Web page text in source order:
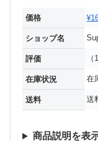
価格
ショップ名
評価
在庫状況 在
送料 送
商品説明を表